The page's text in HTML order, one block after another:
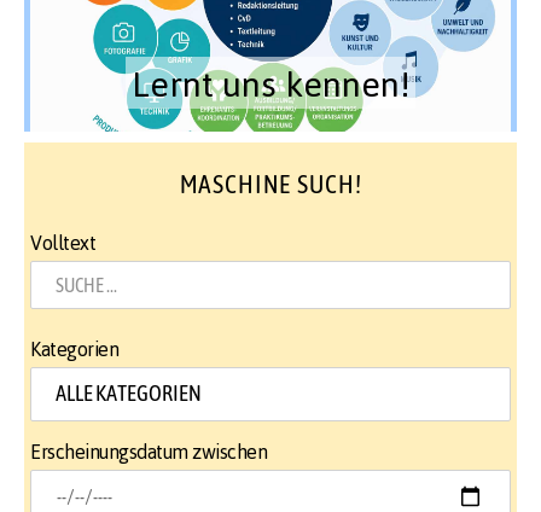
Lernt uns kennen!
MASCHINE SUCH!
Volltext
Kategorien
Erscheinungsdatum zwischen